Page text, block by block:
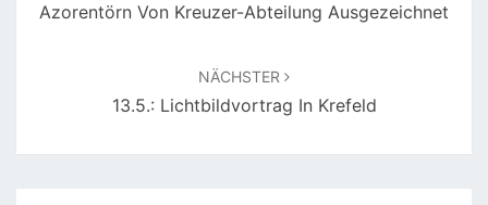
Azorentörn Von Kreuzer-Abteilung Ausgezeichnet
NÄCHSTER
13.5.: Lichtbildvortrag In Krefeld